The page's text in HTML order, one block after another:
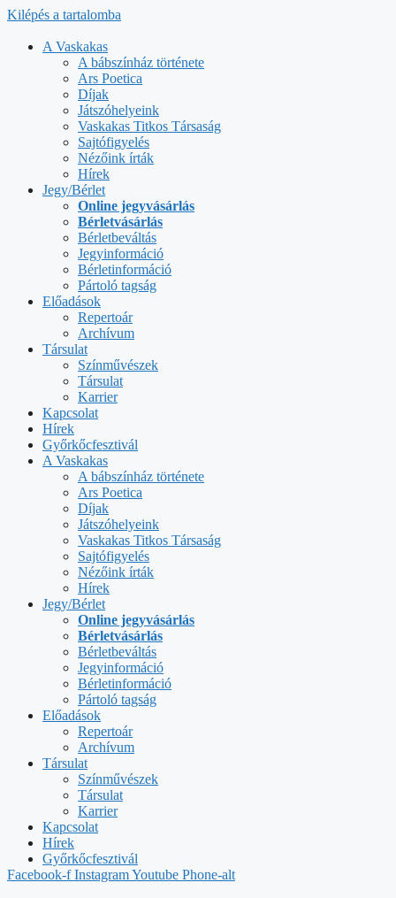
Kilépés a tartalomba
A Vaskakas
A bábszínház története
Ars Poetica
Díjak
Játszóhelyeink
Vaskakas Titkos Társaság
Sajtófigyelés
Nézőink írták
Hírek
Jegy/Bérlet
Online jegyvásárlás
Bérletvásárlás
Bérletbeváltás
Jegyinformáció
Bérletinformáció
Pártoló tagság
Előadások
Repertoár
Archívum
Társulat
Színművészek
Társulat
Karrier
Kapcsolat
Hírek
Győrkőcfesztivál
A Vaskakas
A bábszínház története
Ars Poetica
Díjak
Játszóhelyeink
Vaskakas Titkos Társaság
Sajtófigyelés
Nézőink írták
Hírek
Jegy/Bérlet
Online jegyvásárlás
Bérletvásárlás
Bérletbeváltás
Jegyinformáció
Bérletinformáció
Pártoló tagság
Előadások
Repertoár
Archívum
Társulat
Színművészek
Társulat
Karrier
Kapcsolat
Hírek
Győrkőcfesztivál
Facebook-f InstagramYoutube Phone-alt